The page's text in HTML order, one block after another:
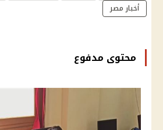
أخبار مصر
محتوى مدفوع